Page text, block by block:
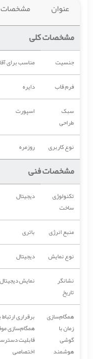
عنوان مشخصات
مشخصات کلی
جنسیت
مناسب برای
فرم قاب
دایره
سبک
طراحی
اسپورت
نوع کاربری روزمره
مشخصات فنی
تکنولوژی
ساخت
دیجیتال
منبع انرژی
باتری
نوع نمایش
دیجیتال
نشانگر
تاریخ
نمایش
همگام‌سازی
زمان با
گوشی
هوشمند
برقراری
همگام‌سازی
قابلیت
اختصاصی